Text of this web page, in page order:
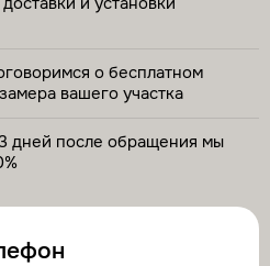
о бесплатном
вашего участка
дней после обращения мы